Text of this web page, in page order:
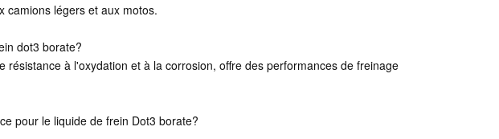
camions légers et aux motos.
dot3 borate?
résistance à l'oxydation et à la corrosion, offre des performances de freinage
pour le liquide de frein Dot3 borate?